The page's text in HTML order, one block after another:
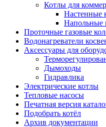
Котлы для
Настенные
Напольные
Проточные газовые
Водонагреватели
Аксессуары для
Дымоходы
Гидравлика
Электрические котлы
Тепловые насосы
Печатная версия
Подобрать котёл
Архив документации